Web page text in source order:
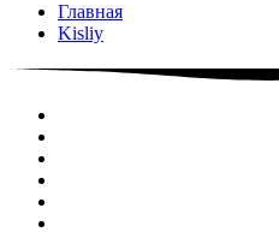
Главная
Kisliy